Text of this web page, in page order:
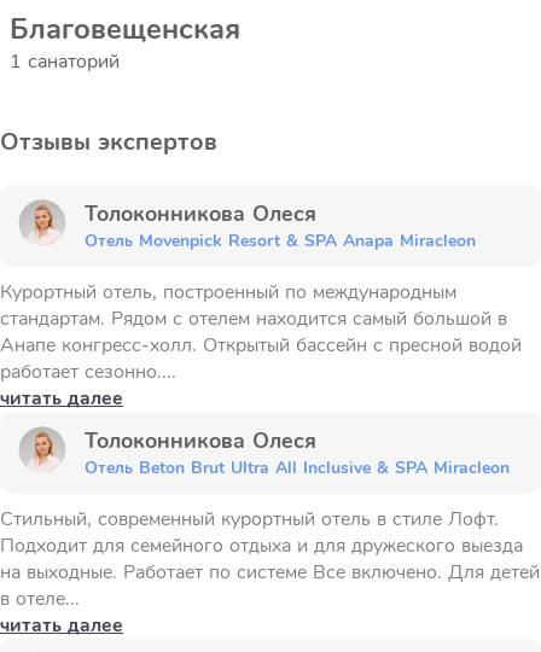
Благовещенская
1 санаторий
Отзывы экспертов
Толоконникова Олеся
Отель Movenpick Resort & SPA Anapa Miracleon
Курортный отель, построенный по международным
стандартам. Рядом с отелем находится самый большой в
Анапе конгресс-холл. Открытый бассейн с пресной водой
работает сезонно....
читать далее
Толоконникова Олеся
Отель Beton Brut Ultra All Inclusive & SPA Miracleon
Стильный, современный курортный отель в стиле Лофт.
Подходит для семейного отдыха и для дружеского выезда
на выходные. Работает по системе Все включено. Для детей
в отеле...
читать далее